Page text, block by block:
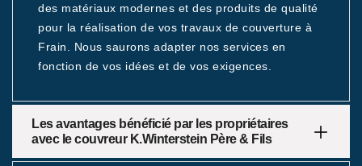
des matériaux modernes et des produits de qualité
pour la réalisation de vos travaux de couverture à
Frain. Nous saurons adapter nos services en
fonction de vos idées et de vos exigences.
Les avantages bénéficié par les propriétaires
avec le couvreur K.Winterstein Père & Fils